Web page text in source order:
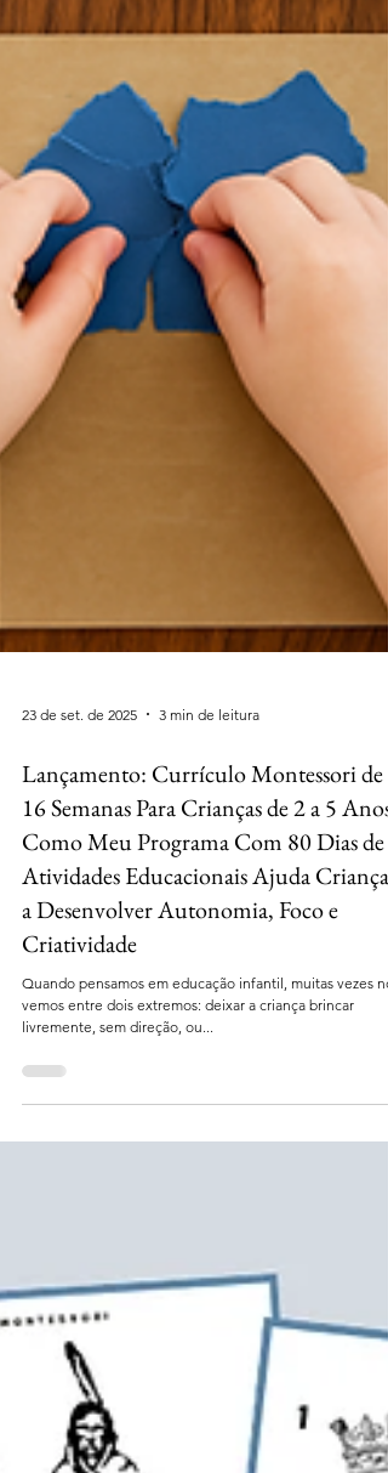
23 de set. de 2025 3 min de leitura
Lançamento: Currículo Montessori de
16 Semanas Para Crianças de 2 a 5 Anos •
Como Meu Programa Com 80 Dias de
Atividades Educacionais Ajuda Crianças
a Desenvolver Autonomia, Foco e
Criatividade
Quando pensamos em educação infantil, muitas vezes
livremente, sem direção, ou...